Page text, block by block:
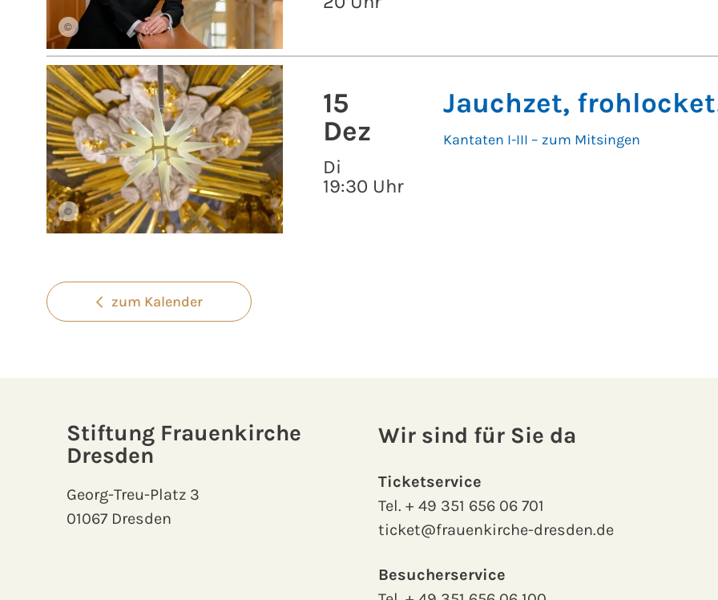
©
©
15
Dez
Di
19:30 Uhr
Jauchzet,
Kantaten I-III – zum Mitsingen
zum Kalender
Stiftung Frauenkirche
Dresden
Georg-Treu-Platz 3
01067 Dresden
Wir sind für Sie da
Ticketservice
Tel.+ 49 351 656 06 701
ticket@frauenkirche-dresden.de
Besucherservice